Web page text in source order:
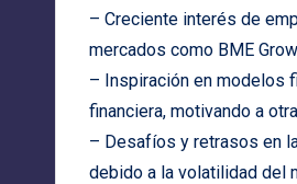
– Creciente interés de
mercados como BME
– Inspiración en modelos
financiera, motivando a
– Desafíos y retrasos en
debido a la volatilidad del